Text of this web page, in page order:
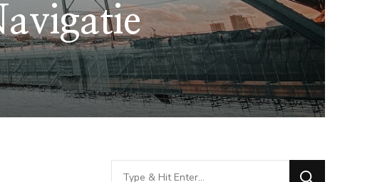
Looking